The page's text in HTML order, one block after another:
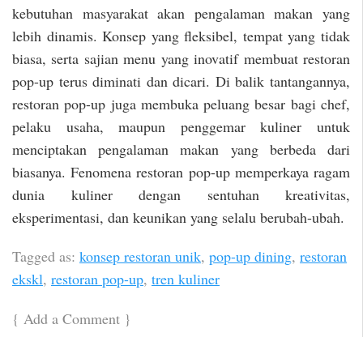
kebutuhan masyarakat akan pengalaman makan yang
lebih dinamis. Konsep yang fleksibel, tempat yang tidak
biasa, serta sajian menu yang inovatif membuat restoran
pop-up terus diminati dan dicari. Di balik tantangannya,
restoran pop-up juga membuka peluang besar bagi chef,
pelaku usaha, maupun penggemar kuliner untuk
menciptakan pengalaman makan yang berbeda dari
biasanya. Fenomena restoran pop-up memperkaya ragam
dunia kuliner dengan sentuhan kreativitas,
eksperimentasi, dan keunikan yang selalu berubah-ubah.
Tagged as: konsep restoran unik, pop-up dining, restoran
ekskl, restoran pop-up, tren kuliner
{ Add a Comment }